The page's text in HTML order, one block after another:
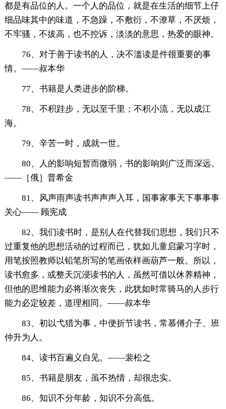
都是有品位的人。一个人的品位，就是在生活的细节上仔
细品味其中的味道，不急躁，不敷衍，不潦草，不厌烦，
不牢骚，不拔高，也不控诉，淡淡的意思，热爱的眼神。
76、对于善于读书的人，决不滥读是件很重要的事
情。——叔本华
77、书籍是人类进步的阶梯。
78、不积跬步，无以至千里；不积小流，无以成江
海。
79、辛苦一时，成就一世。
80、人的影响短暂而微弱，书的影响则广泛而深远。
——［俄］普希金
81、风声雨声读书声声声入耳，国事家事天下事事事
关心—— 顾宪成
82、我们读书时，是别人在代替我们思想，我们只不
过重复他的思想活动的过程而已，犹如儿童启蒙习字时，
用笔按照教师以铅笔所写的笔画依样画葫芦一般。所以，
读书愈多，或整天沉浸读书的人，虽然可借以休养精神，
但他的思维能力必将渐次丧失，此犹如时常骑马的人步行
能力必定较差，道理相同。——叔本华
83、初以弋猎为事，中便折节读书，常慕傅介子、班
仲升为人。
84、读书百遍义自见。——裴松之
85、书籍是朋友，虽不热情，却很忠实。
86、知识不分年龄，知识不分高低。